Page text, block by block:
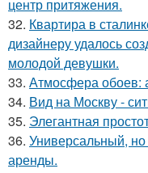
центр притяжения.
32. Квартира в
дизайнеру удалось
молодой девушки.
33. Атмосфера обоев:
34. Вид на Москву -
35. Элегантная
36. Универсальный,
аренды.